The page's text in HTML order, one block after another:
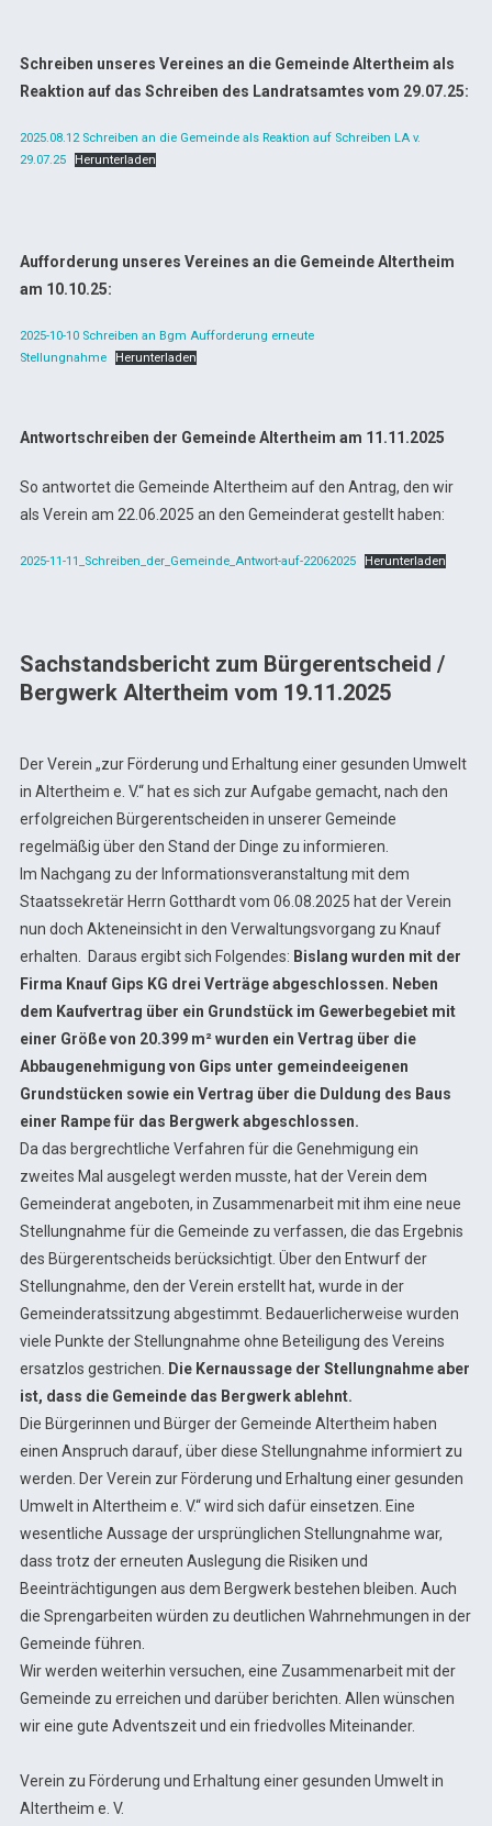
Schreiben unseres Vereines an die Gemeinde Altertheim als
Reaktion auf das Schreiben des Landratsamtes vom 29.07.25:
2025.08.12 Schreiben an die Gemeinde als Reaktion auf Schreiben LA v.
29.07.25
Herunterladen
Aufforderung unseres Vereines an die Gemeinde Altertheim
am 10.10.25:
2025-10-10 Schreiben an Bgm Aufforderung erneute
Stellungnahme
Herunterladen
Antwortschreiben der Gemeinde Altertheim am 11.11.2025
So antwortet die Gemeinde Altertheim auf den Antrag, den wir
als Verein am 22.06.2025 an den Gemeinderat gestellt haben:
2025-11-11_Schreiben_der_Gemeinde_Antwort-auf-22062025 Herunterladen
Sachstandsbericht zum Bürgerentscheid /
Bergwerk Altertheim vom 19.11.2025
Der Verein „zur Förderung und Erhaltung einer gesunden Umwelt
in Altertheim e. V.“ hat es sich zur Aufgabe gemacht, nach den
erfolgreichen Bürgerentscheiden in unserer Gemeinde
regelmäßig über den Stand der Dinge zu informieren.
Im Nachgang zu der Informationsveranstaltung mit dem
Staatssekretär Herrn Gotthardt vom 06.08.2025 hat der Verein
nun doch Akteneinsicht in den Verwaltungsvorgang zu Knauf
erhalten. Daraus ergibt sich Folgendes: Bislang wurden mit der
Firma Knauf Gips KG drei Verträge abgeschlossen. Neben
dem Kaufvertrag über ein Grundstück im Gewerbegebiet mit
einer Größe von 20.399 m² wurden ein Vertrag über die
Abbaugenehmigung von Gips unter gemeindeeigenen
Grundstücken sowie ein Vertrag über die Duldung des Baus
einer Rampe für das Bergwerk abgeschlossen.
Da das bergrechtliche Verfahren für die Genehmigung ein
zweites Mal ausgelegt werden musste, hat der Verein dem
Gemeinderat angeboten, in Zusammenarbeit mit ihm eine neue
Stellungnahme für die Gemeinde zu verfassen, die das Ergebnis
des Bürgerentscheids berücksichtigt. Über den Entwurf der
Stellungnahme, den der Verein erstellt hat, wurde in der
Gemeinderatssitzung abgestimmt. Bedauerlicherweise wurden
viele Punkte der Stellungnahme ohne Beteiligung des Vereins
ersatzlos gestrichen. Die Kernaussage der Stellungnahme aber
ist, dass die Gemeinde das Bergwerk ablehnt.
Die Bürgerinnen und Bürger der Gemeinde Altertheim haben
einen Anspruch darauf, über diese Stellungnahme informiert zu
werden. Der Verein zur Förderung und Erhaltung einer gesunden
Umwelt in Altertheim e. V.“ wird sich dafür einsetzen. Eine
wesentliche Aussage der ursprünglichen Stellungnahme war,
dass trotz der erneuten Auslegung die Risiken und
Beeinträchtigungen aus dem Bergwerk bestehen bleiben. Auch
die Sprengarbeiten würden zu deutlichen Wahrnehmungen in der
Gemeinde führen.
Wir werden weiterhin versuchen, eine Zusammenarbeit mit der
Gemeinde zu erreichen und darüber berichten. Allen wünschen
wir eine gute Adventszeit und ein friedvolles Miteinander.
Verein zu Förderung und Erhaltung einer gesunden Umwelt in
Altertheim e. V.